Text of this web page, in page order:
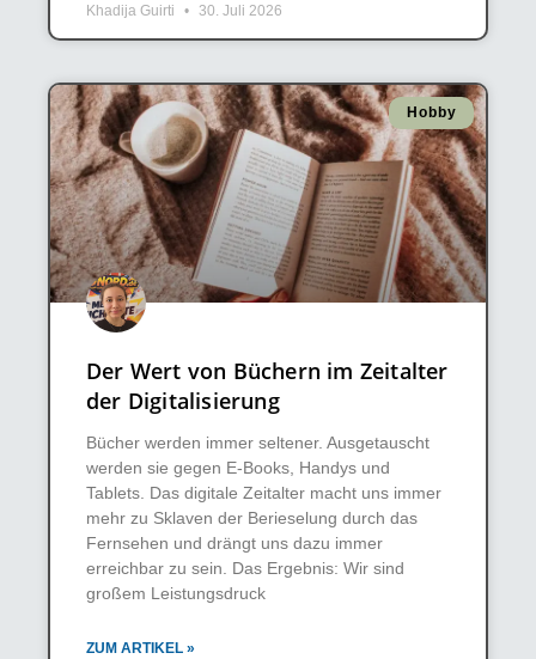
Khadija Guirti 30. Juli 2026
Hobby
Der Wert von Büchern im Zeitalter
der Digitalisierung
Bücher werden immer seltener. Ausgetauscht
werden sie gegen E-Books, Handys und
Tablets. Das digitale Zeitalter macht uns immer
mehr zu Sklaven der Berieselung durch das
Fernsehen und drängt uns dazu immer
erreichbar zu sein. Das Ergebnis: Wir sind
großem Leistungsdruck
ZUM ARTIKEL »